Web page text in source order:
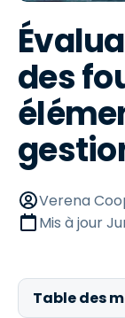
des
Verena
Mis à jour
Table des